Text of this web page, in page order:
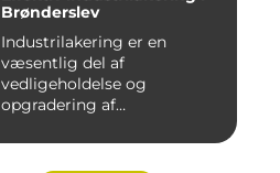
Brønderslev
Industrilakering er en
væsentlig del af
vedligeholdelse og
opgradering af